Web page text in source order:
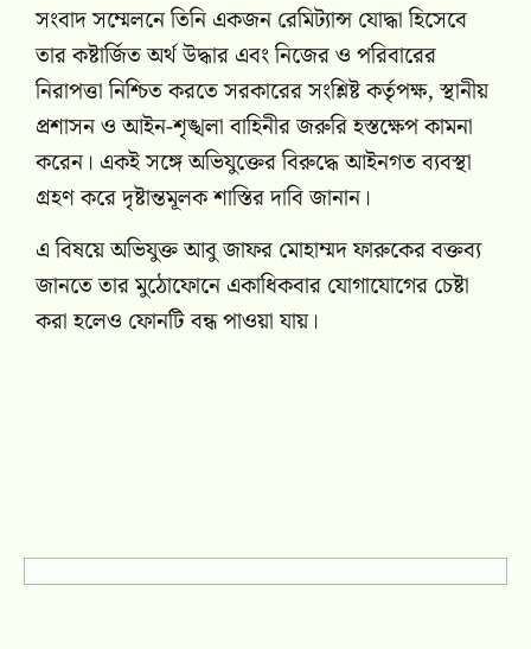
সংবাদ সম্মেলনে তিনি একজন রেমিট্যান্স যোদ্ধা হিসেবে
তার কষ্টার্জিত অর্থ উদ্ধার এবং নিজের ও পরিবারের
নিরাপত্তা নিশ্চিত করতে সরকারের সংশ্লিষ্ট কর্তৃপক্ষ, স্থানীয়
প্রশাসন ও আইন-শৃঙ্খলা বাহিনীর জরুরি হস্তক্ষেপ কামনা
করেন। একই সঙ্গে অভিযুক্তের বিরুদ্ধে আইনগত ব্যবস্থা
গ্রহণ করে দৃষ্টান্তমূলক শাস্তির দাবি জানান।
এ বিষয়ে অভিযুক্ত আবু জাফর মোহাম্মদ ফারুকের বক্তব্য
জানতে তার মুঠোফোনে একাধিকবার যোগাযোগের চেষ্টা
করা হলেও ফোনটি বন্ধ পাওয়া যায়।